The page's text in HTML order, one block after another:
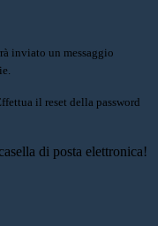
inviato un messaggio
il reset della password
di posta elettronica!